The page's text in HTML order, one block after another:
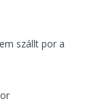
szállt por a